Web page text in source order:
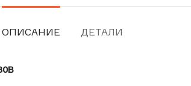
ОПИСАНИЕ ДЕТАЛИ